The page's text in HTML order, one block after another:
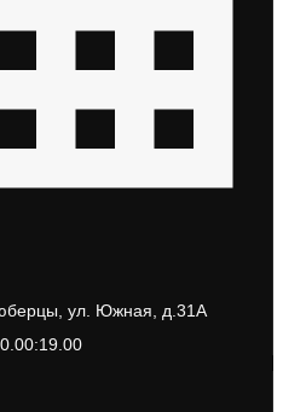
ул. Южная, д.31А